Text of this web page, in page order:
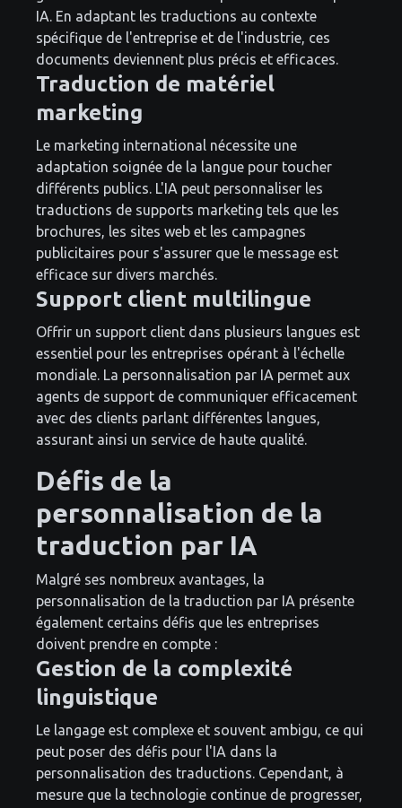
IA. En adaptant les traductions au contexte
spécifique de l'entreprise et de l'industrie, ces
documents deviennent plus précis et efficaces.
Traduction de matériel
marketing
Le marketing international nécessite une
adaptation soignée de la langue pour toucher
différents publics. L'IA peut personnaliser les
traductions de supports marketing tels que les
brochures, les sites web et les campagnes
publicitaires pour s'assurer que le message est
efficace sur divers marchés.
Support client multilingue
Offrir un support client dans plusieurs langues est
essentiel pour les entreprises opérant à l'échelle
mondiale. La personnalisation par IA permet aux
agents de support de communiquer efficacement
avec des clients parlant différentes langues,
assurant ainsi un service de haute qualité.
Défis de la
personnalisation de la
traduction par IA
Malgré ses nombreux avantages, la
personnalisation de la traduction par IA présente
également certains défis que les entreprises
doivent prendre en compte :
Gestion de la complexité
linguistique
Le langage est complexe et souvent ambigu, ce qui
peut poser des défis pour l'IA dans la
personnalisation des traductions. Cependant, à
mesure que la technologie continue de progresser,